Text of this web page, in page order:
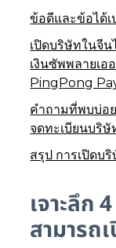
ข้อดีและข้อได้
เปิดบริษัทในจีน
เงินซัพพลายเ
PingPong
คำถามที่พบบ่อ
จดทะเบียนบริษั
สรุป การเปิดบ
เจาะลึก
สามารถ